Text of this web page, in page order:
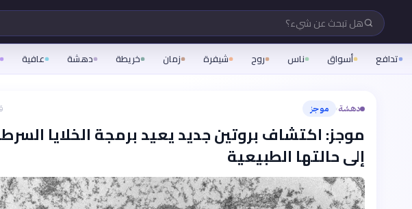
هل تبحث عن شيء؟
تدافع أسواق ناس روح شيفرة زمان خريطة دهشة عافية
دهشة› موجز
موجز: اكتشاف بروتين جديد يعيد برمجة الخلايا
إلى حالتها الطبيعية